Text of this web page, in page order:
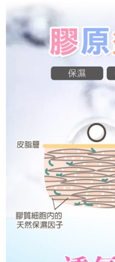
の同意を得ればAFTEEをご利
個人情報の処理、利用につい
行使したい場合は、ネットプ
にご連絡ください。上記に示
てAFTEEにご提供いただく、
理、利用を許可することにに
択しないでください。
國家/地區配送